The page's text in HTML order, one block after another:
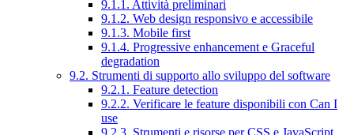
9.1.1. Attività preliminari
9.1.2. Web design responsivo e accessibile
9.1.3. Mobile first
9.1.4. Progressive enhancement e Graceful
degradation
9.2. Strumenti di supporto allo sviluppo del software
9.2.1. Feature detection
9.2.2. Verificare le feature disponibili con Can I
use
9.2.3. Strumenti e risorse per CSS e JavaScript